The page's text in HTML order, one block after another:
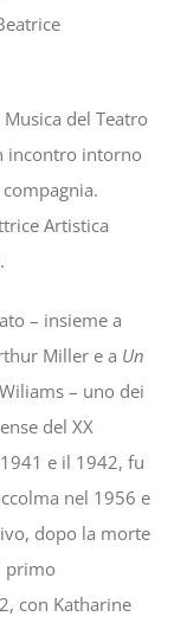
del Teatro
incontro intorno
Artistica
– insieme a
Miller e a Un
– uno dei
del XX
e il 1942, fu
nel 1956 e
dopo la morte
primo
con Katharine